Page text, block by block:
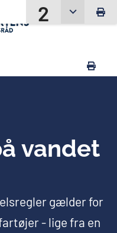
2
vandet
gælder for
- lige fra en